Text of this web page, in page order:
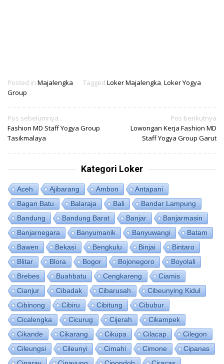
Posted in Majalengka Tagged Loker Majalengka Loker Yogya
Group
Navigasi
pos
Pos sebelumnya
Fashion MD Staff Yogya Group
Tasikmalaya
Pos berikutnya
Lowongan Kerja Fashion MD
Staff Yogya Group Garut
Kategori Loker
Aceh Ajibarang Ambon
Antapani
Bagan Batu
Balaraja Bali
Bandar Lampung
Bandung
Bandung Barat Banjar
Banjarmasin
Banjarnegara
Banyumanik Banyuwangi
Batam
Bawen
Bekasi Bengkulu Binjai
Bintaro
Blitar
Blora Bogor Bojonegoro
Boyolali
Brebes
Buahbatu Cengkareng
Ciamis
Cianjur
Cibadak Cibarusah
Cibeunying Kidul
Cibinong
Cibiru Cibitung
Cibubur
Cicalengka
Cicurug Cijerah
Cikampek
Cikande
Cikarang Cikupa Cilacap
Cilegon
Cileungsi
Cileunyi Cimahi Cimone
Cipanas